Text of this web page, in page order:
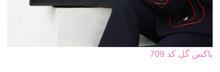
باکس گل کد 709